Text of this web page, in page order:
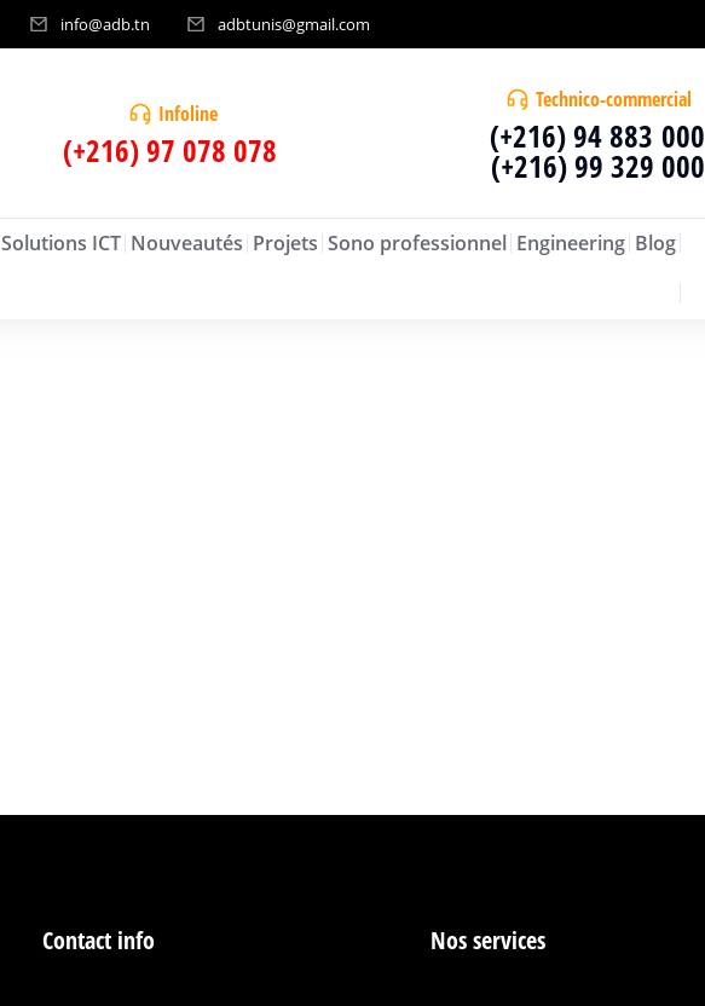
info@adb.tn adbtunis@gmail.com
Infoline
(+216) 97 078 078
Technico-commercial
(+216) 94 883 000
(+216) 99 329 000
Solutions ICT Nouveautés Projets Sono professionnel Engineering Blog
Contact info Nos services